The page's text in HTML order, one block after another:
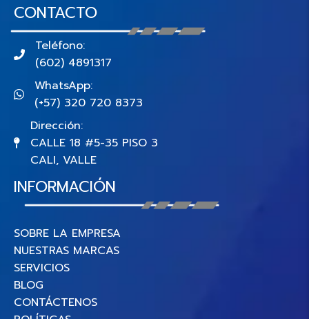
CONTACTO
Teléfono:
(602) 4891317
WhatsApp:
(+57) 320 720 8373
Dirección:
CALLE 18 #5-35 PISO 3
CALI, VALLE
INFORMACIÓN
SOBRE LA EMPRESA
NUESTRAS MARCAS
SERVICIOS
BLOG
CONTÁCTENOS